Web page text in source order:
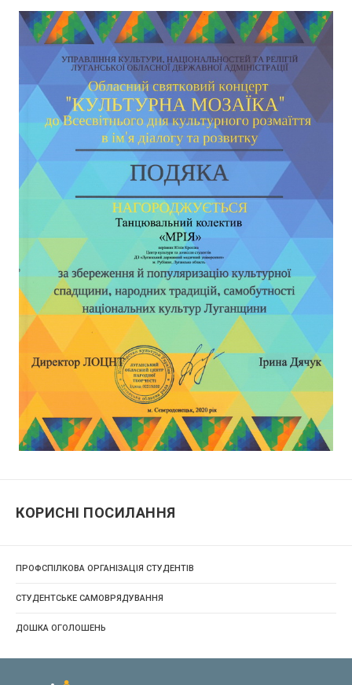
КОРИСНІ ПОСИЛАННЯ
ПРОФСПІЛКОВА ОРГАНІЗАЦІЯ СТУДЕНТІВ
СТУДЕНТСЬКЕ САМОВРЯДУВАННЯ
ДОШКА ОГОЛОШЕНЬ